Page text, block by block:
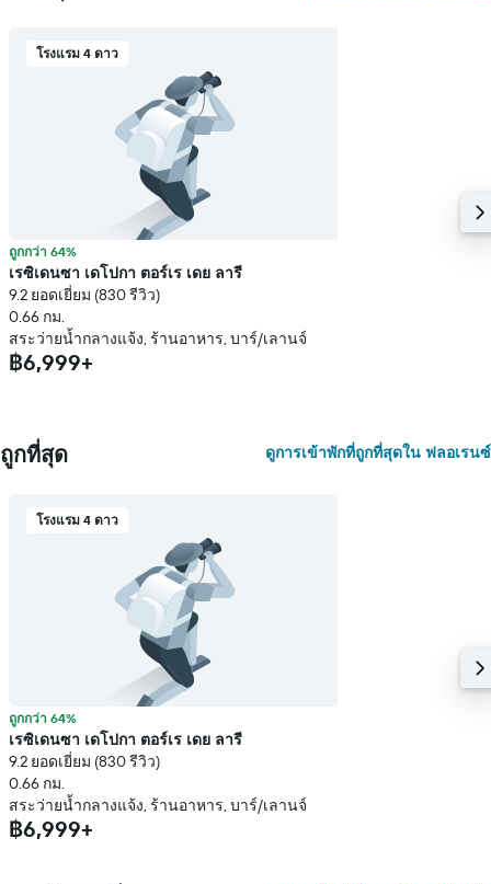
ของ
โรงแรม 4 ดาว
ถูกกว่า 64%
เรซิเดนซา เดโปกา ตอร์เร เดย ลารี
9.2 ยอดเยี่ยม (830 รีวิว)
0.66 กม.
สระว่ายน้ำกลางแจ้ง, ร้านอาหาร, บาร์/เลานจ์
฿6,999+
ถูกที่สุด ดูการเข้าพักที่ถูกที่สุดใน ฟลอเรนซ์
โรงแรม 4 ดาว
ถูกกว่า 64%
เรซิเดนซา เดโปกา ตอร์เร เดย ลารี
9.2 ยอดเยี่ยม (830 รีวิว)
0.66 กม.
สระว่ายน้ำกลางแจ้ง, ร้านอาหาร, บาร์/เลานจ์
฿6,999+